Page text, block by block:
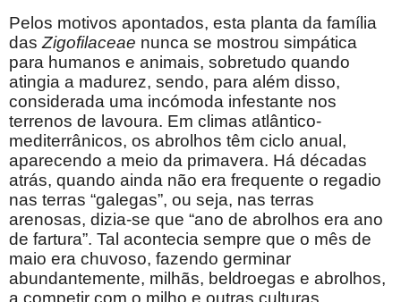
Pelos motivos apontados, esta planta da família
das Zigofilaceae nunca se mostrou simpática
para humanos e animais, sobretudo quando
atingia a madurez, sendo, para além disso,
considerada uma incómoda infestante nos
terrenos de lavoura. Em climas atlântico-
mediterrânicos, os abrolhos têm ciclo anual,
aparecendo a meio da primavera. Há décadas
atrás, quando ainda não era frequente o regadio
nas terras “galegas”, ou seja, nas terras
arenosas, dizia-se que “ano de abrolhos era ano
de fartura”. Tal acontecia sempre que o mês de
maio era chuvoso, fazendo germinar
abundantemente, milhãs, beldroegas e abrolhos,
a competir com o milho e outras culturas.